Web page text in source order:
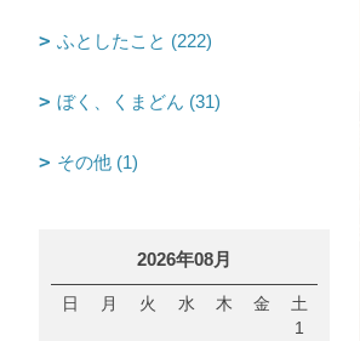
ふとしたこと (222)
ぼく、くまどん (31)
その他 (1)
2026年08月
日 月 火 水 木 金
土
1